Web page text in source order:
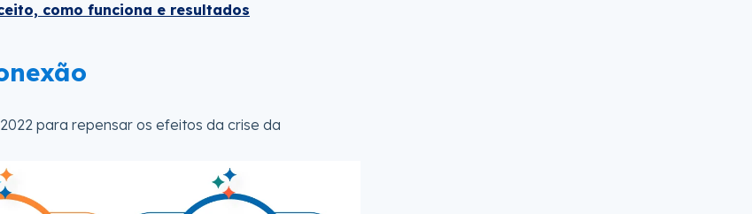
como funciona e resultados
para repensar os efeitos da crise da